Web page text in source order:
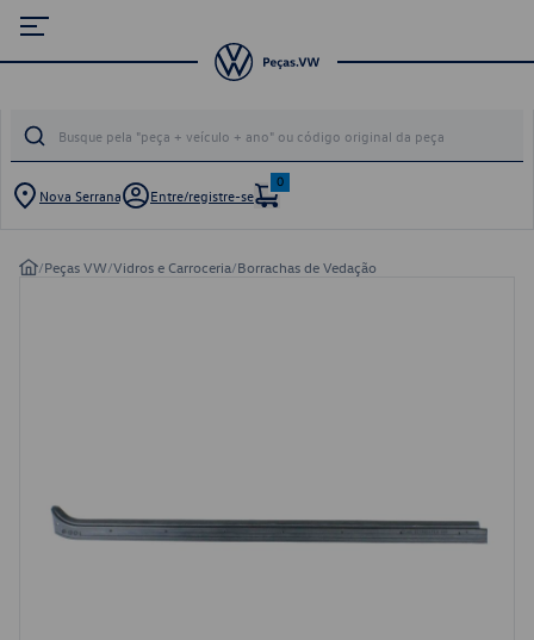
Nova Serrana Entre/registre-se
0
/Peças VW/Vidros e Carroceria/Borrachas de Vedação